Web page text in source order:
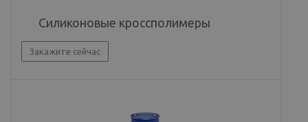
Силиконовые кроссполимеры
Закажите сейчас